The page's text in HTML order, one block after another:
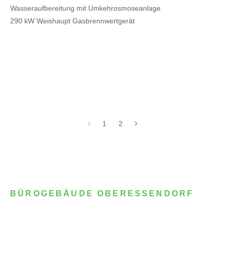
Wasseraufbereitung mit Umkehrosmoseanlage
290 kW Weishaupt Gasbrennwertgerät
1 2
BÜROGEBÄUDE OBERESSENDORF